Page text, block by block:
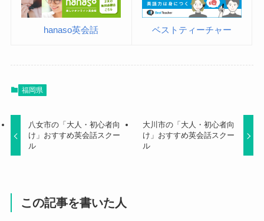
hanaso英会話 ベストティーチャー
福岡県
八女市の「大人・初心者向
け」おすすめ英会話スクー
ル
大川市の「大人・初心者向
け」おすすめ英会話スクー
ル
この記事を書いた人